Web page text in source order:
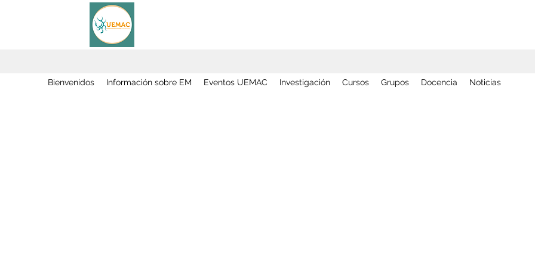
Bienvenidos Información sobre EM Eventos UEMAC Investigación Cursos Grupos Docencia Noticias